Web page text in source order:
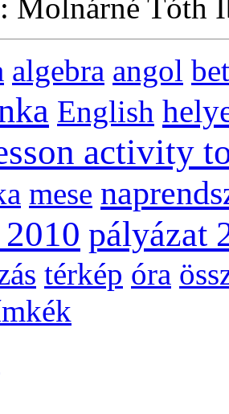
Molnárné Tóth
algebra angol
English
activity
mese
pályázat
térkép óra